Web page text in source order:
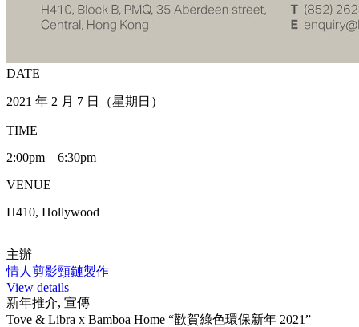
DATE
2021 年 2 月 7 日（星期日）
TIME
2:00pm – 6:30pm
VENUE
H410, Hollywood
主辦
情人剪影頸鏈製作
View details
新年推介, 宣傳
Tove & Libra x Bamboa Home “歡賀綠色環保新年 2021”